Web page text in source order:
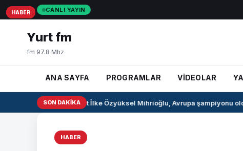
CANLI YAYIN
Yurt fm
fm 97.8 Mhz
ANA SAYFA PROGRAMLAR VİDEOLAR
SON DAKIKA
Milli pentatlet İlke Özyüksel Mihrioğlu, Avrupa şampiyonu oldu
HABER
HABER
HABER
HABER